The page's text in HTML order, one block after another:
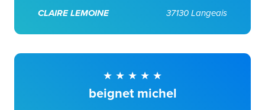
CLAIRE LEMOINE 37130 Langeais
beignet michel